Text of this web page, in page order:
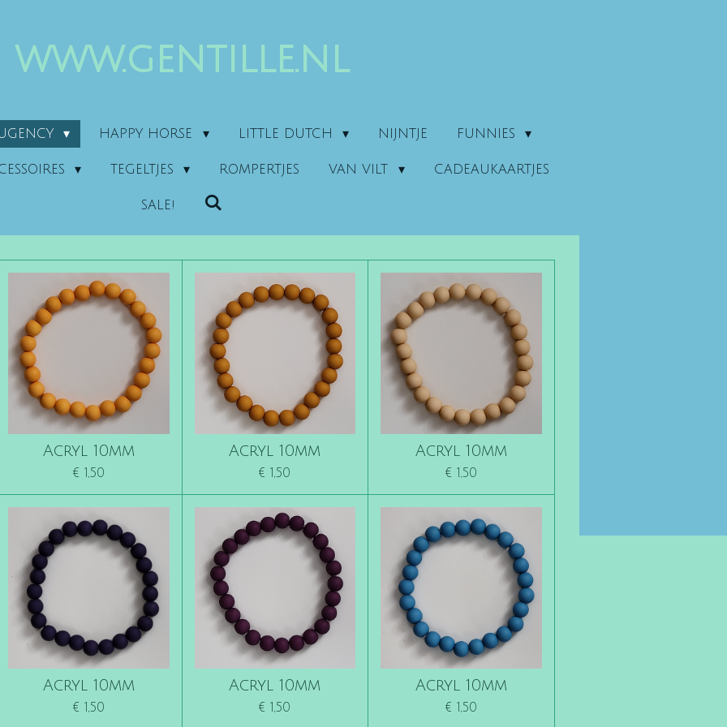
www.gentille.nl
HAPPY HORSE LITTLE DUTCH NIJNTJE FUNNIES
TEGELTJES ROMPERTJES VAN VILT CADEAUKAARTJES
SALE!
Acryl 10mm
€ 1,50
Acryl 10mm
€ 1,50
Acryl 10mm
€ 1,50
Acryl 10mm
€ 1,50
Acryl 10mm
€ 1,50
Acryl 10mm
€ 1,50